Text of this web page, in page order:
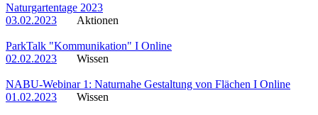
Naturgartentage 2023
03.02.2023
Aktionen
ParkTalk "Kommunikation" I Online
02.02.2023
Wissen
NABU-Webinar 1: Naturnahe Gestaltung von Flächen I Online
01.02.2023
Wissen